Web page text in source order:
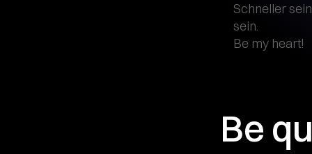
Schneller
sein.
Be my heart!
Be